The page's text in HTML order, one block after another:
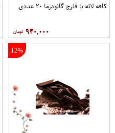
کافه لاته با قارچ گانودرما ۲۰ عددی
۹۴۰,۰۰۰
12%